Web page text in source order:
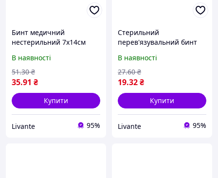
Бинт медичний
нестерильний 7х14см
"Lv"
В наявності
35.91 ₴
51.30 ₴
Купити
Livante 95%
Стерильний
перев'язувальний бинт
ВАТА "Lv"
В наявності
19.32₴
27.60 ₴
Купити
Livante 95%